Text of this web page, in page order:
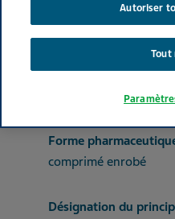
MÉDICAMENTS POUR LES
PHLOROGLUCINOL,
Forme
comprimé enrobé
Désignation du
Autoriser
Tout